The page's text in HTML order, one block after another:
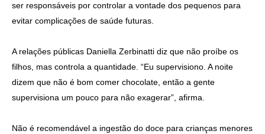
ser responsáveis por controlar a vontade dos pequenos para
evitar complicações de saúde futuras.
A relações públicas Daniella Zerbinatti diz que não proíbe os
filhos, mas controla a quantidade. “Eu supervisiono. A noite
dizem que não é bom comer chocolate, então a gente
supervisiona um pouco para não exagerar”, afirma.
Não é recomendável a ingestão do doce para crianças menores